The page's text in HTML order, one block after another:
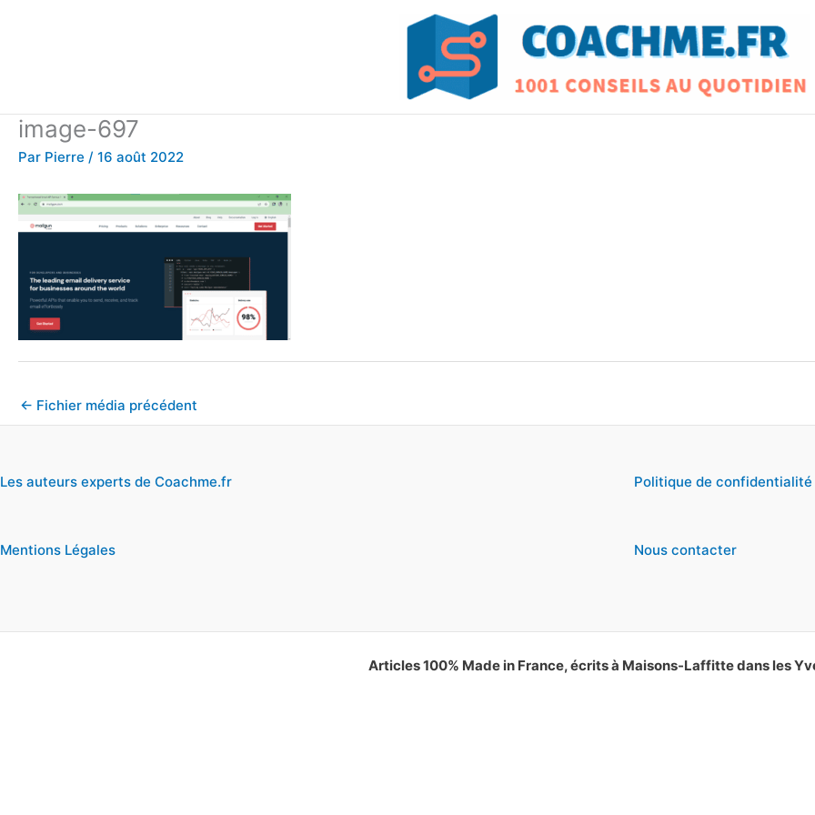
image-697
Par Pierre / 16 août 2022
← Fichier média précédent
Les auteurs experts de Coachme.fr
Mentions Légales
Politique de confidentialité
Nous contacter
Articles 100% Made in France, écrits à Maisons-Laffitte dans les